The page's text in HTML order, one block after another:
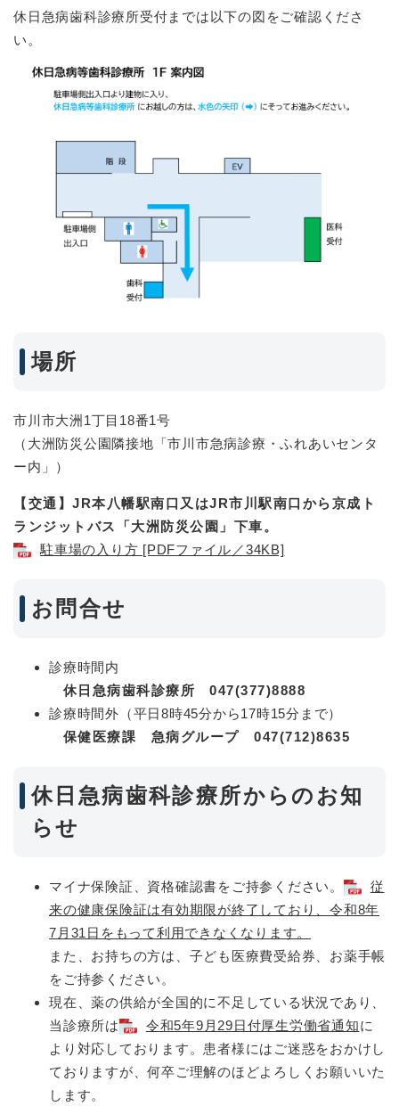
休日急病歯科診療所受付までは以下の図をご確認くださ
い。
場所
市川市大洲1丁目18番1号
（大洲防災公園隣接地「市川市急病診療・ふれあいセンタ
ー内」）
【交通】JR本八幡駅南口又はJR市川駅南口から京成ト
ランジットバス「大洲防災公園」下車。
駐車場の入り方 [PDFファイル／34KB]
お問合せ
診療時間内
休日急病歯科診療所
047(377)8888
診療時間外（平日8時45分から17時15分まで）
保健医療課 急病グループ 047(712)8635
休日急病歯科診療所からのお知
らせ
マイナ保険証、資格確認書をご持参ください。
従
来の健康保険証は有効期限が終了しており、令和8年
7月31日をもって利用できなくなります。
また、お持ちの方は、子ども医療費受給券、お薬手帳
をご持参ください。
現在、薬の供給が全国的に不足している状況であり、
当診療所は
令和5年9月29日付厚生労働省通知に
より対応しております。患者様にはご迷惑をおかけし
ておりますが、何卒ご理解のほどよろしくお願いいた
します。